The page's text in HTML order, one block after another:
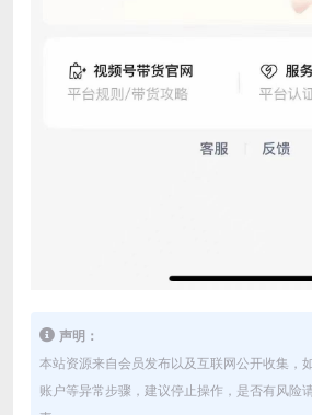
声明：
本站资源来自会员发布以及互联网公开收集，
账户等异常步骤，建议停止操作，是否有风险